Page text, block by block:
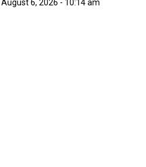
August 6, 2026 - 10:14 am